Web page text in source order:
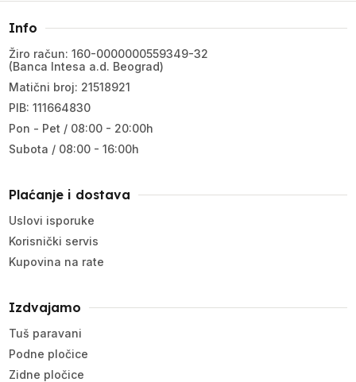
Info
Žiro račun: 160-0000000559349-32
(Banca Intesa a.d. Beograd)
Matični broj: 21518921
PIB: 111664830
Pon - Pet / 08:00 - 20:00h
Subota / 08:00 - 16:00h
Plaćanje i dostava
Uslovi isporuke
Korisnički servis
Kupovina na rate
Izdvajamo
Tuš paravani
Podne pločice
Zidne pločice